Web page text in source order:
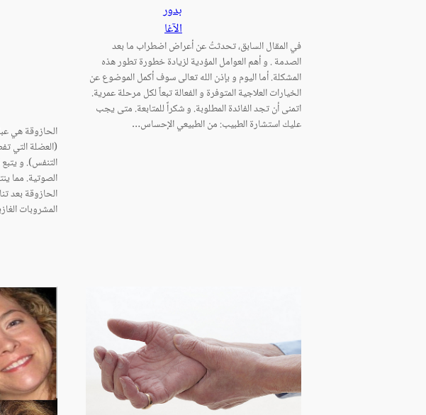
بدور
الآغا
في المقال السابق، تحدثتُ عن أعراض اضطراب ما بعد
الصدمة . و أهم العوامل المؤدية لزيادة خطورة تطور هذه
المشكلة. أما اليوم و بإذن الله تعالى سوف أكمل الموضوع عن
الخيارات العلاجية المتوفرة و الفعالة تبعاً لكل مرحلة عمرية.
اتمنى أن تجد الفائدة المطلوبة. و شكراً للمتابعة. متى يجب
عليك استشارة الطبيب: من الطبيعي الإحساس…
الحازوقة هي
(العضلة التي
التنفس). و
الصوتية. مما
الحازوقة بعد
المشروبات